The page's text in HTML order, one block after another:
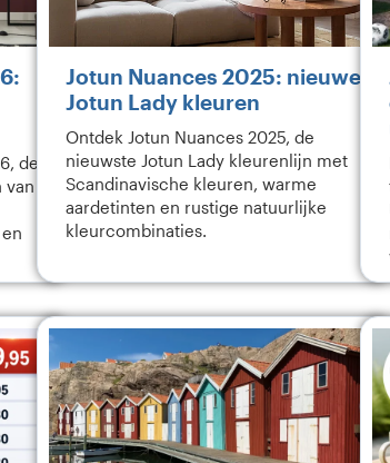
de
van
Jotun Nuances 2025: nieuwe
Jotun Lady kleuren
Ontdek Jotun Nuances 2025, de
nieuwste Jotun Lady kleurenlijn met
Scandinavische kleuren, warme
aardetinten en rustige natuurlijke
kleurcombinaties.